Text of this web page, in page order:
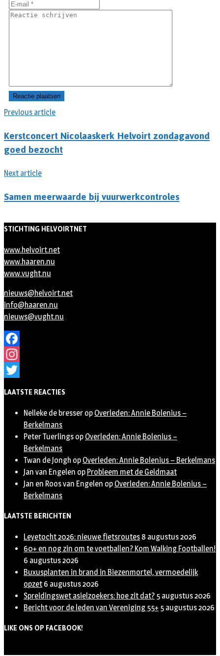
Previous article
Kerstconcert Nicolaaskerk Helvoirt zondagavond
goed bezocht
Next article
Samen meerwaarde bij vuurwerkcontroles
STICHTING HELVOIRTNET
www.helvoirt.net
www.haaren.nu
www.vught.nu
nieuws@helvoirt.net
info@haaren.nu
nieuws@vught.nu
Facebook
Instagram
LAATSTE REACTIES
Nelleke de bresser op Overleden: Annie Bolenius –
Berkelmans
Peter Tuerlings op Overleden: Annie Bolenius –
Berkelmans
Twan de Jongh op Overleden: Annie Bolenius – Berkelmans
Jan van Engelen op Probleem met de Geldmaat
Jan en Roos van Engelen op Overleden: Annie Bolenius –
Berkelmans
LAATSTE BERICHTEN
Leyetocht 2026: nieuwe fietsroutes 8 augustus 2026
60+ en nog zin om te voetballen? Kom Walking Footballen!
6 augustus 2026
Buxusplanten in brand in Biezenmortel, vermoedelijk
opzet 6 augustus 2026
Spreidingswet asielzoekers: hoe zit dat? 5 augustus 2026
Bericht voor de leden van Vereniging 55+ 5 augustus 2026
LIKE ONS OP FACEBOOK!